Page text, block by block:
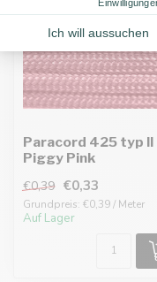
Paracord 425 typ II
Piggy Pink
€0,39 €0,33
Grundpreis: €0,39 / Meter
Auf Lager